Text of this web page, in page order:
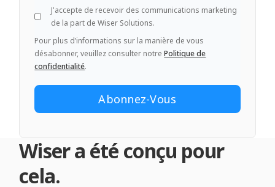
J'accepte de recevoir des communications marketing
de la part de Wiser Solutions.
Pour plus d’informations sur la manière de vous
désabonner, veuillez consulter notrePolitique de
confidentialité.
Wiser a été conçu pour
cela.